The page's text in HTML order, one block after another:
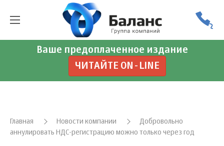
Ваше предоплаченное издание
ЧИТАЙТЕ ON-LINE
Главная Новости компании
Добровольно
аннулировать НДС-регистрацию можно только через год